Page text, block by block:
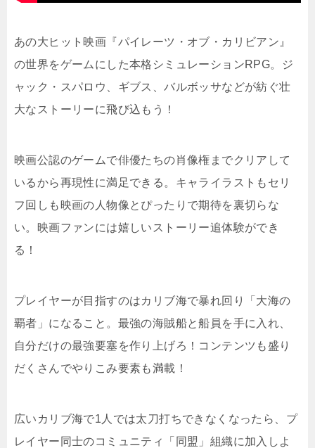
あの大ヒット映画『パイレーツ・オブ・カリビアン』
の世界をゲームにした本格シミュレーションRPG。ジ
ャック・スパロウ、ギブス、バルボッサなどが紡ぐ壮
大なストーリーに飛び込もう！
映画公認のゲームで俳優たちの肖像権までクリアして
いるから再現性に満足できる。キャライラストもセリ
フ回しも映画の人物像とぴったりで期待を裏切らな
い。映画ファンには嬉しいストーリー追体験ができ
る！
プレイヤーが目指すのはカリブ海で暴れ回り「大海の
覇者」になること。最強の海賊船と船員を手に入れ、
自分だけの最強要塞を作り上げろ！コンテンツも盛り
だくさんでやりこみ要素も満載！
広いカリブ海で1人では太刀打ちできなくなったら、プ
レイヤー同士のコミュニティ「同盟」組織に加入しよ